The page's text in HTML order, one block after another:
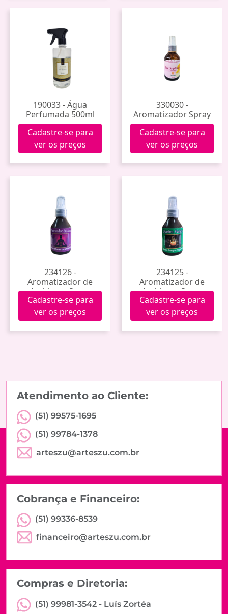
190033 - Água
Perfumada 500ml
(Alecrim Silvestre)
Cadastre-se para
ver os preços
330030 -
Aromatizador Spray
100ml Hanauer (Flor
de Pitanga)
Cadastre-se para
ver os preços
234126 -
Aromatizador de
Ambiente Spray
100ml (Purificador de
Aura)
Cadastre-se para
ver os preços
234125 -
Aromatizador de
Ambiente Spray
100ml (Quebra
Feitiço)
Cadastre-se para
ver os preços
Atendimento ao Cliente:
(51) 99575-1695
(51) 99784-1378
arteszu@arteszu.com.br
Cobrança e Financeiro:
(51) 99336-8539
financeiro@arteszu.com.br
Compras e Diretoria:
(51) 99981-3542 - Luís Zortéa